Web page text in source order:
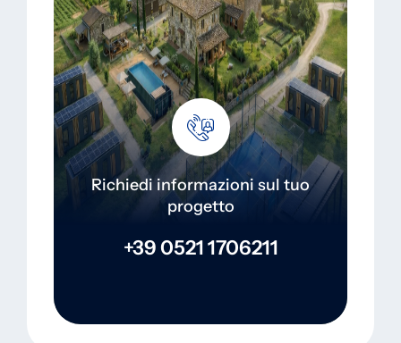
Richiedi informazioni sul tuo
progetto
+39 0521 1706211